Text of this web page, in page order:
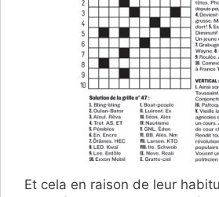
Et cela en raison de leur